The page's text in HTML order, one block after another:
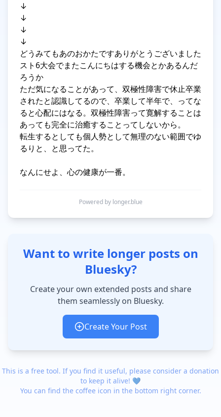
↓
↓
↓
↓
どうみてもあのおかたですありがとうございました
スト6大会でまたこんにちはする機会とかあるんだ
ろうか
ただ気になることがあって、双極性障害で休止卒業
されたと認識してるので、卒業して半年で、ってな
ると心配にはなる。双極性障害って寛解することは
あっても完全に治癒することってしないから。
転生するとしても個人勢として無理のない範囲でゆ
るりと、と思ってた。
Powered by longer.blue
Want to write longer posts on
Bluesky?
Create your own extended posts and share
them seamlessly on Bluesky.
Create Your Post
This is a free tool. If you find it useful, please consider a donation
to keep it alive! 💙
You can find the coffee icon in the bottom right corner.